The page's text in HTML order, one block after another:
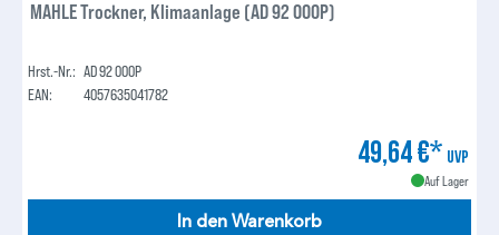
MAHLE Trockner, Klimaanlage (AD 92 000P)
Hrst.-Nr.: AD 92 000P
EAN:
4057635041782
49,64 €* UVP
Auf Lager
In den Warenkorb